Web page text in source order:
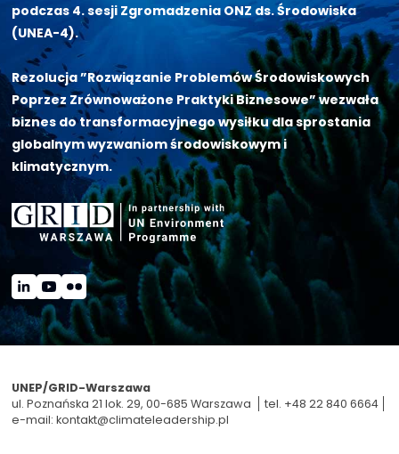
podczas 4. sesji Zgromadzenia ONZ ds. Środowiska
(UNEA-4).
Rezolucja ”Rozwiązanie Problemów Środowiskowych
Poprzez Zrównoważone Praktyki Biznesowe” wezwała
biznes do transformacyjnego wysiłku dla sprostania
globalnym wyzwaniom środowiskowym i
klimatycznym.
UNEP/GRID-Warszawa
ul. Poznańska 21 lok. 29, 00-685 Warszawa
tel. +48 22 840 6664
e-mail: kontakt@climateleadership.pl